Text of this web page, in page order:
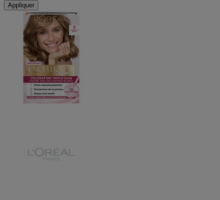
Appliquer